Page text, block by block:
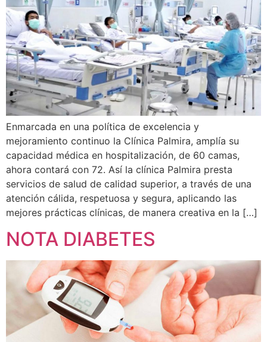
Enmarcada en una política de excelencia y
mejoramiento continuo la Clínica Palmira, amplía su
capacidad médica en hospitalización, de 60 camas,
ahora contará con 72. Así la clínica Palmira presta
servicios de salud de calidad superior, a través de una
atención cálida, respetuosa y segura, aplicando las
mejores prácticas clínicas, de manera creativa en la […]
NOTA DIABETES